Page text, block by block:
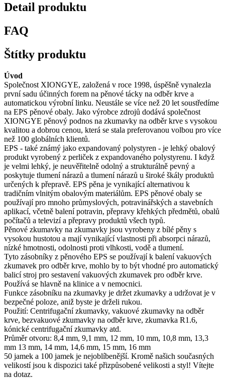
Detail produktu
FAQ
Štítky produktu
Úvod
Společnost XIONGYE, založená v roce 1998, úspěšně vynalezla
první sadu účinných forem na pěnové tácky na odběr krve a
automatickou výrobní linku. Neustále se více než 20 let soustředíme
na EPS pěnové obaly. Jako výrobce zdrojů dodává společnost
XIONGYE pěnový podnos na zkumavky na odběr krve s vysokou
kvalitou a dobrou cenou, která se stala preferovanou volbou pro více
než 100 globálních klientů.
EPS - také známý jako expandovaný polystyren - je lehký obalový
produkt vyrobený z perliček z expandovaného polystyrenu. I když
je velmi lehký, je neuvěřitelně odolný a strukturálně pevný a
poskytuje tlumení nárazů a tlumení nárazů u široké škály produktů
určených k přepravě. EPS pěna je vynikající alternativou k
tradičním vlnitým obalovým materiálům. EPS pěnové obaly se
používají pro mnoho průmyslových, potravinářských a stavebních
aplikací, včetně balení potravin, přepravy křehkých předmětů, obalů
počítačů a televizí a přepravy produktů všech typů.
Pěnové zkumavky na zkumavky jsou vyrobeny z bílé pěny s
vysokou hustotou a mají vynikající vlastnosti při absorpci nárazů,
nízké hmotnosti, odolnosti proti vlhkosti, vodě a tlumení.
Tyto zásobníky z pěnového EPS se používají k balení vakuových
zkumavek pro odběr krve, mohlo by to být vhodné pro automatický
balicí stroj pro sestavení vakuových zkumavek pro odběr krve.
Používá se hlavně na klinice a v nemocnici.
Funkce zásobníku na zkumavky je držet zkumavky a udržovat je v
bezpečné poloze, aniž byste je drželi rukou.
Použití: Centrifugační zkumavky, vakuové zkumavky na odběr
krve, bezvakuové zkumavky na odběr krve, zkumavka R1.6,
kónické centrifugační zkumavky atd.
Průměr otvoru: 8,4 mm, 9,1 mm, 12 mm, 10 mm, 10,8 mm, 13,3
mm 13 mm, 14 mm, 14,6 mm, 15 mm, 16 mm
50 jamek a 100 jamek je nejoblíbenější. Kromě našich současných
velikostí jsou k dispozici také přizpůsobené velikosti a styl! Vítejte
na dotaz.